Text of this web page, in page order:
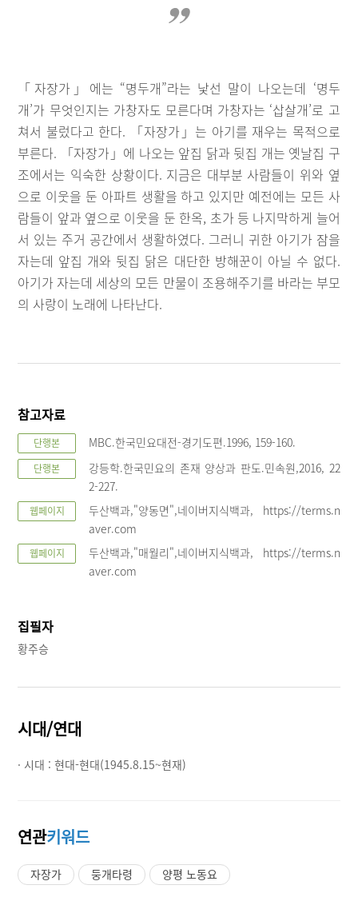
「자장가」에는 “명두개”라는 낯선 말이 나오는데 ‘명두
개’가 무엇인지는 가창자도 모른다며 가창자는 ‘삽살개’로 고
쳐서 불렀다고 한다. 「자장가」는 아기를 재우는 목적으로
부른다. 「자장가」에 나오는 앞집 닭과 뒷집 개는 옛날집 구
조에서는 익숙한 상황이다. 지금은 대부분 사람들이 위와 옆
으로 이웃을 둔 아파트 생활을 하고 있지만 예전에는 모든 사
람들이 앞과 옆으로 이웃을 둔 한옥, 초가 등 나지막하게 늘어
서 있는 주거 공간에서 생활하였다. 그러니 귀한 아기가 잠을
자는데 앞집 개와 뒷집 닭은 대단한 방해꾼이 아닐 수 없다.
아기가 자는데 세상의 모든 만물이 조용해주기를 바라는 부모
의 사랑이 노래에 나타난다.
참고자료
단행본 MBC.한국민요대전-경기도편.1996, 159-160.
단행본
강등학.한국민요의 존재 양상과 판도.민속원,2016, 22
2-227.
웹페이지
두산백과,"양동면",네이버지식백과, https://terms.n
aver.com
웹페이지
두산백과,"매월리",네이버지식백과, https://terms.n
aver.com
집필자
황주승
시대/연대
· 시대 :현대-현대(1945.8.15~현재)
연관키워드
자장가 둥개타령 양평 노동요